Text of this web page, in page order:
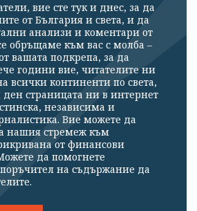
вие сте тук и днес, за да
от България и света, и да
анализи и коментари от
обръщаме към вас с молба –
вашата подкрепа, за да
години вие, читателите ни
всички континенти по света,
ден страницата ни в интернет
независима и
Вие можете да
нашия стремеж към
от финансови
да помогнете
на съдържание да